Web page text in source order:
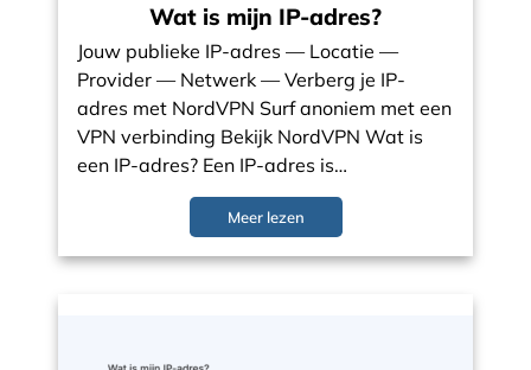
Wat is mijn IP-adres?
Jouw publieke IP-adres — Locatie —
Provider — Netwerk — Verberg je IP-
adres met NordVPN Surf anoniem met een
VPN verbinding Bekijk NordVPN Wat is
een IP-adres? Een IP-adres is…
Meer lezen